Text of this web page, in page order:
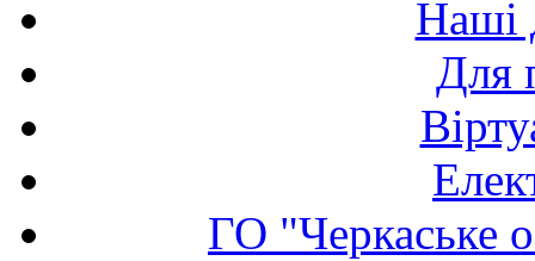
Наші
Для
ГО "Черкаське